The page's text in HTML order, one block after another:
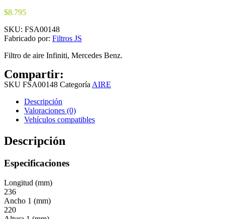
$8.795
SKU: FSA00148
Fabricado por: Filtros JS
Filtro de aire Infiniti, Mercedes Benz.
Compartir:
SKU FSA00148 Categoría AIRE
Descripción
Valoraciones (0)
Vehículos compatibles
Descripción
Especificaciones
Longitud (mm)
236
Ancho 1 (mm)
220